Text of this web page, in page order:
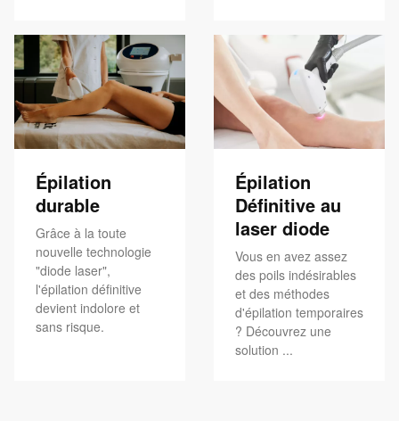
Épilation
durable
Grâce à la toute
nouvelle technologie
"diode laser",
l'épilation définitive
devient indolore et
sans risque.
Épilation
Définitive au
laser diode
Vous en avez assez
des poils indésirables
et des méthodes
d'épilation temporaires
? Découvrez une
solution ...